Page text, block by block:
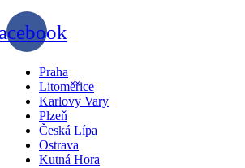
Praha
Litoměřice
Karlovy Vary
Plzeň
Česká Lípa
Ostrava
Kutná Hora